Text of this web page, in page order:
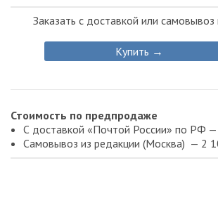
Заказать с доставкой или самовывоз
Купить →
Стоимость по предпродаже
С доставкой «Почтой России» по РФ
Самовывоз из редакции (Москва) — 2